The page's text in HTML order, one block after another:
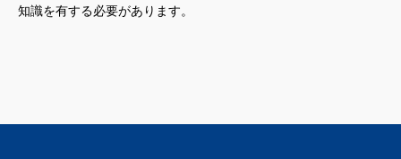
知識を有する必要があります。